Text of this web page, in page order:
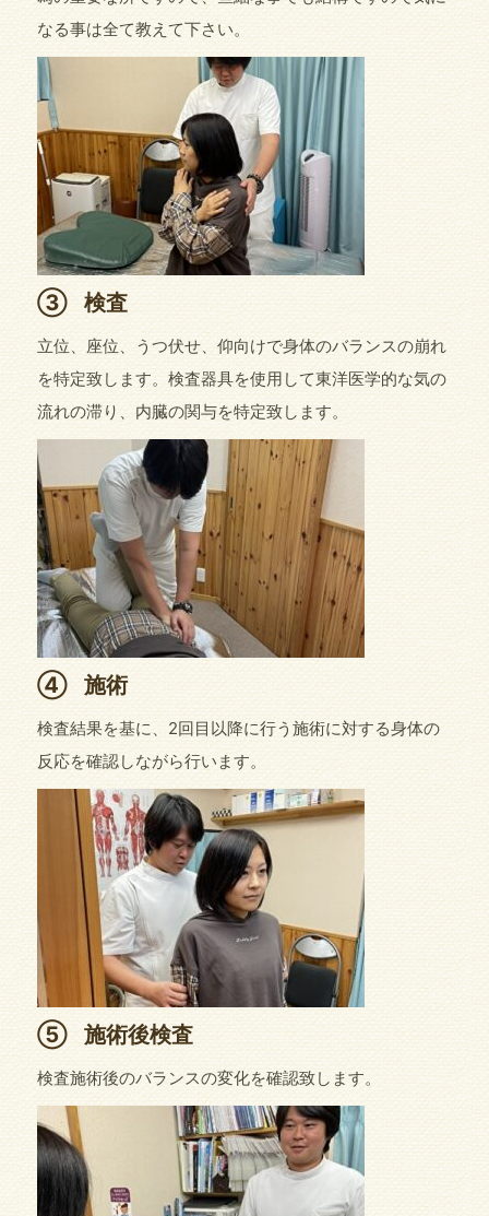
なる事は全て教えて下さい。
③ 検査
立位、座位、うつ伏せ、仰向けで身体のバランスの崩れ
を特定致します。検査器具を使用して東洋医学的な気の
流れの滞り、内臓の関与を特定致します。
④ 施術
検査結果を基に、2回目以降に行う施術に対する身体の
反応を確認しながら行います。
⑤ 施術後検査
検査施術後のバランスの変化を確認致します。